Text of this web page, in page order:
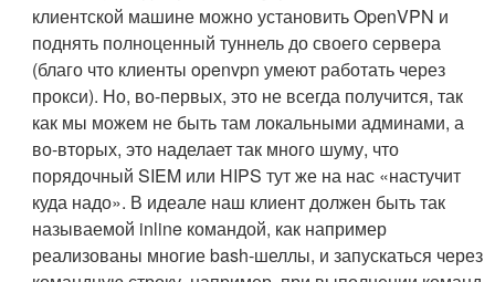
клиентской машине можно установить OpenVPN и
поднять полноценный туннель до своего сервера
(благо что клиенты openvpn умеют работать через
прокси). Но, во-первых, это не всегда получится, так
как мы можем не быть там локальными админами, а
во-вторых, это наделает так много шуму, что
порядочный SIEM или HIPS тут же на нас «настучит
куда надо». В идеале наш клиент должен быть так
называемой inline командой, как например
реализованы многие bash-шеллы, и запускаться через